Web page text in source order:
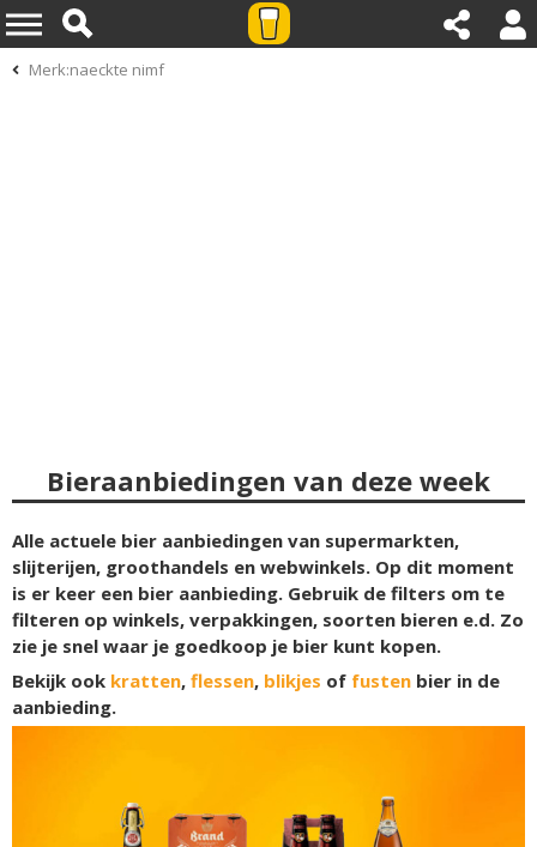
Merk:naeckte nimf
Bieraanbiedingen van deze week
Alle actuele bier aanbiedingen van supermarkten,
slijterijen, groothandels en webwinkels. Op dit moment
is er keer een bier aanbieding. Gebruik de filters om te
filteren op winkels, verpakkingen, soorten bieren e.d. Zo
zie je snel waar je goedkoop je bier kunt kopen.
Bekijk ook kratten, flessen, blikjes of fusten bier in de
aanbieding.